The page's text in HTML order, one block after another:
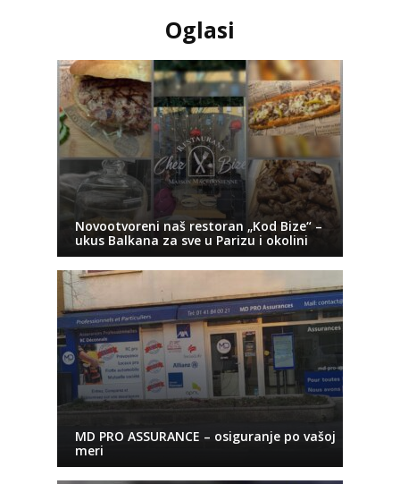
Oglasi
Novootvoreni naš restoran „Kod Bize“ –
ukus Balkana za sve u Parizu i okolini
MD PRO ASSURANCE – osiguranje po vašoj
meri